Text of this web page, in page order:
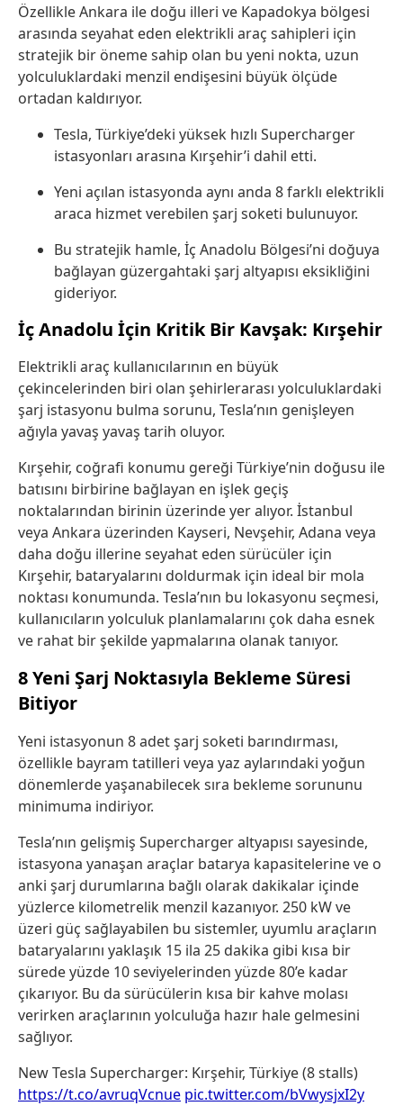
Özellikle Ankara ile doğu illeri ve Kapadokya bölgesi
arasında seyahat eden elektrikli araç sahipleri için
stratejik bir öneme sahip olan bu yeni nokta, uzun
yolculuklardaki menzil endişesini büyük ölçüde
ortadan kaldırıyor.
Tesla, Türkiye’deki yüksek hızlı Supercharger
istasyonları arasına Kırşehir’i dahil etti.
Yeni açılan istasyonda aynı anda 8 farklı elektrikli
araca hizmet verebilen şarj soketi bulunuyor.
Bu stratejik hamle, İç Anadolu Bölgesi’ni doğuya
bağlayan güzergahtaki şarj altyapısı eksikliğini
gideriyor.
İç Anadolu İçin Kritik Bir Kavşak: Kırşehir
Elektrikli araç kullanıcılarının en büyük
çekincelerinden biri olan şehirlerarası yolculuklardaki
şarj istasyonu bulma sorunu, Tesla’nın genişleyen
ağıyla yavaş yavaş tarih oluyor.
Kırşehir, coğrafi konumu gereği Türkiye’nin doğusu ile
batısını birbirine bağlayan en işlek geçiş
noktalarından birinin üzerinde yer alıyor. İstanbul
veya Ankara üzerinden Kayseri, Nevşehir, Adana veya
daha doğu illerine seyahat eden sürücüler için
Kırşehir, bataryalarını doldurmak için ideal bir mola
noktası konumunda. Tesla’nın bu lokasyonu seçmesi,
kullanıcıların yolculuk planlamalarını çok daha esnek
ve rahat bir şekilde yapmalarına olanak tanıyor.
8 Yeni Şarj Noktasıyla Bekleme Süresi
Bitiyor
Yeni istasyonun 8 adet şarj soketi barındırması,
özellikle bayram tatilleri veya yaz aylarındaki yoğun
dönemlerde yaşanabilecek sıra bekleme sorununu
minimuma indiriyor.
Tesla’nın gelişmiş Supercharger altyapısı sayesinde,
istasyona yanaşan araçlar batarya kapasitelerine ve o
anki şarj durumlarına bağlı olarak dakikalar içinde
yüzlerce kilometrelik menzil kazanıyor. 250 kW ve
üzeri güç sağlayabilen bu sistemler, uyumlu araçların
bataryalarını yaklaşık 15 ila 25 dakika gibi kısa bir
sürede yüzde 10 seviyelerinden yüzde 80’e kadar
çıkarıyor. Bu da sürücülerin kısa bir kahve molası
verirken araçlarının yolculuğa hazır hale gelmesini
sağlıyor.
New Tesla Supercharger: Kırşehir, Türkiye (8 stalls)
https://t.co/avruqVcnue pic.twitter.com/bVwysjxI2y